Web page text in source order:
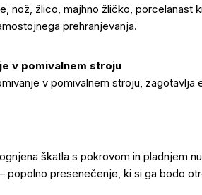
nož, žlico, majhno žličko, porcelanast
prehranjevanja.
v pomivalnem stroju
v pomivalnem stroju, zagotavlja
škatla s pokrovom in pladnjem
popolno presenečenje, ki si ga bodo